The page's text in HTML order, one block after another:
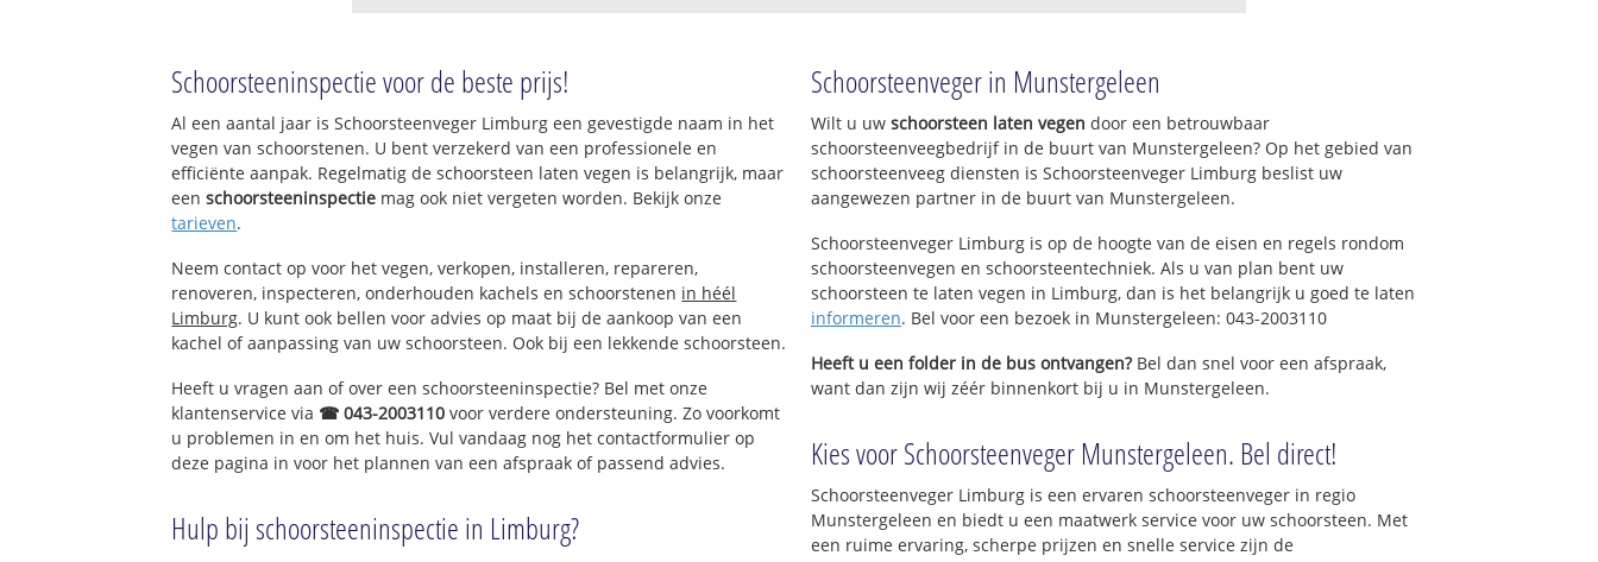
Wintraak
Schoorsteeninspectie voor de beste prijs!
Al een aantal jaar is Schoorsteenveger Limburg een gevestigde naam in het
vegen van schoorstenen. U bent verzekerd van een professionele en
efficiënte aanpak. Regelmatig de schoorsteen laten vegen is belangrijk, maar
eenschoorsteeninspectie mag ook niet vergeten worden. Bekijk onze
tarieven.
Neem contact op voor het vegen, verkopen, installeren, repareren,
renoveren, inspecteren, onderhouden kachels en schoorstenen in héél
Limburg. U kunt ook bellen voor advies op maat bij de aankoop van een
kachel of aanpassing van uw schoorsteen. Ook bij een lekkende schoorsteen.
Heeft u vragen aan of over een schoorsteeninspectie? Bel met onze
klantenservice via ☎ 043-2003110 voor verdere ondersteuning. Zo voorkomt
u problemen in en om het huis. Vul vandaag nog het contactformulier op
deze pagina in voor het plannen van een afspraak of passend advies.
Hulp bij schoorsteeninspectie in Limburg?
Schoorsteenveger in Munstergeleen
Wilt u uw schoorsteen laten vegen door een betrouwbaar
schoorsteenveegbedrijf in de buurt van Munstergeleen? Op het gebied van
schoorsteenveeg diensten is Schoorsteenveger Limburg beslist uw
aangewezen partner in de buurt van Munstergeleen.
Schoorsteenveger Limburg is op de hoogte van de eisen en regels rondom
schoorsteenvegen en schoorsteentechniek. Als u van plan bent uw
schoorsteen te laten vegen in Limburg, dan is het belangrijk u goed te laten
informeren. Bel voor een bezoek in Munstergeleen: 043-2003110
Heeft u een folder in de bus ontvangen?Bel dan snel voor een afspraak,
want dan zijn wij zéér binnenkort bij u in Munstergeleen.
Kies voor Schoorsteenveger Munstergeleen. Bel direct!
Schoorsteenveger Limburg is een ervaren schoorsteenveger in regio
Munstergeleen en biedt u een maatwerk service voor uw schoorsteen. Met
een ruime ervaring, scherpe prijzen en snelle service zijn de